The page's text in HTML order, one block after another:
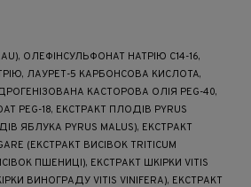
ОЛЕФІНСУЛЬФОНАТ НАТРІЮ C14-16,
ЛАУРЕТ-5 КАРБОНСОВА КИСЛОТА,
КАСТОРОВА ОЛІЯ PEG-40,
PEG-18, ЕКСТРАКТ ПЛОДІВ PYRUS
ЯБЛУКА PYRUS MALUS), ЕКСТРАКТ
(ЕКСТРАКТ ВИСІВОК TRITICUM
ПШЕНИЦІ), ЕКСТРАКТ ШКІРКИ VITIS
ВИНОГРАДУ VITIS VINIFERA), ЕКСТРАКТ